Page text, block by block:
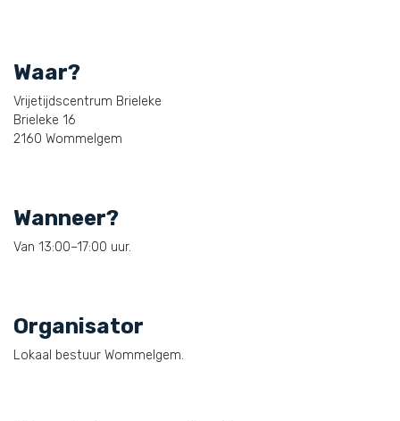
Waar?
Vrijetijdscentrum Brieleke
Brieleke 16
2160 Wommelgem
Wanneer?
Van 13:00–17:00 uur.
Organisator
Lokaal bestuur Wommelgem.